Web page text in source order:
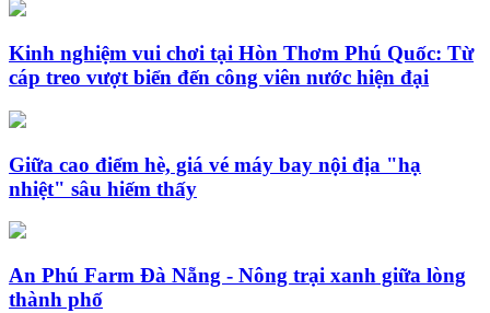
Kinh nghiệm vui chơi tại Hòn Thơm Phú Quốc: Từ
cáp treo vượt biển đến công viên nước hiện đại
Giữa cao điểm hè, giá vé máy bay nội địa "hạ
nhiệt" sâu hiếm thấy
An Phú Farm Đà Nẵng - Nông trại xanh giữa lòng
thành phố